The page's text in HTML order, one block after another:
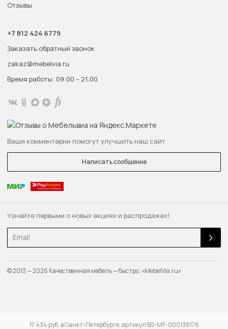
17 434 руб. в Санкт-Петербурге, артикул BS-MF-000138178
Узнайте первыми о новых акциях и распродажах!
Email
Отзывы
+7 812 424 6779
Заказать обратный звонок
zakaz@mebelvia.ru
Время работы: 09:00 – 21:00
Ваши комментарии помогут улучшить наш сайт
Написать сообщение
© 2013 — 2026 Качественная мебель — быстро. «MebelVia.ru»